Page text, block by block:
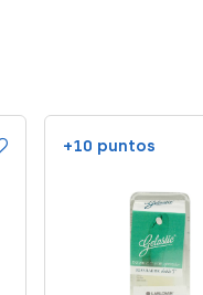
+10 puntos